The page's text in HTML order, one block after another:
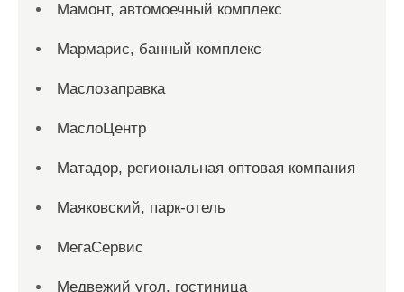
Мамонт, автомоечный комплекс
Мармарис, банный комплекс
Маслозаправка
МаслоЦентр
Матадор, региональная оптовая компания
Маяковский, парк-отель
МегаСервис
Медвежий угол, гостиница